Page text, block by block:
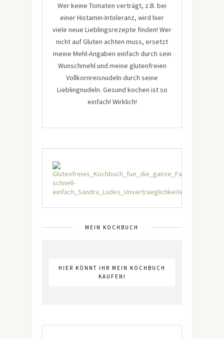
Wer keine Tomaten verträgt, z.B. bei
einer Histamin-Intoleranz, wird hier
viele neue Lieblingsrezepte finden! Wer
nicht auf Gluten achten muss, ersetzt
meine Mehl-Angaben einfach durch sein
Wunschmehl und meine glutenfreien
Vollkornreisnudeln durch seine
Lieblingnudeln. Gesund kochen ist so
einfach! Wirklich!
MEIN KOCHBUCH
HIER KÖNNT IHR MEIN KOCHBUCH
KAUFEN!